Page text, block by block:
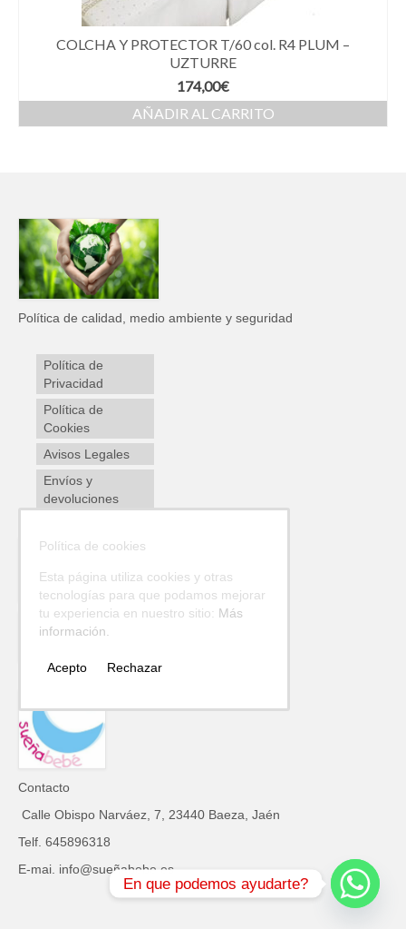
COLCHA Y PROTECTOR T/60 col. R4 PLUM –
UZTURRE
174,00€
AÑADIR AL CARRITO
Política de calidad, medio ambiente y seguridad
Política de
Privacidad
Política de
Cookies
Avisos Legales
Envíos y
devoluciones
Contacto
Calle Obispo Narváez, 7, 23440 Baeza, Jaén
Telf. 645896318
E-mai. info@sueñabebe.es
Política de cookies
Esta página utiliza cookies y otras
tecnologías para que podamos mejorar
tu experiencia en nuestro sitio: Más
información.
Acepto Rechazar
En que podemos ayudarte?